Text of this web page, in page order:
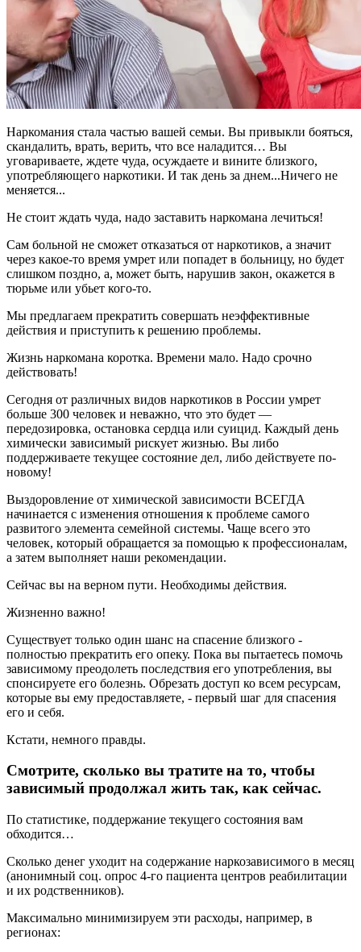
Наркомания стала частью вашей семьи. Вы привыкли бояться,
скандалить, врать, верить, что все наладится… Вы
уговариваете, ждете чуда, осуждаете и вините близкого,
употребляющего наркотики. И так день за днем...Ничего не
меняется...
Не стоит ждать чуда, надо заставить наркомана лечиться!
Сам больной не сможет отказаться от наркотиков, а значит
через какое-то время умрет или попадет в больницу, но будет
слишком поздно, а, может быть, нарушив закон, окажется в
тюрьме или убьет кого-то.
Мы предлагаем прекратить совершать неэффективные
действия и приступить к решению проблемы.
Жизнь наркомана коротка. Времени мало. Надо срочно
действовать!
Сегодня от различных видов наркотиков в России умрет
больше 300 человек и неважно, что это будет —
передозировка, остановка сердца или суицид. Каждый день
химически зависимый рискует жизнью. Вы либо
поддерживаете текущее состояние дел, либо действуете по-
новому!
Выздоровление от химической зависимости ВСЕГДА
начинается с изменения отношения к проблеме самого
развитого элемента семейной системы. Чаще всего это
человек, который обращается за помощью к профессионалам,
а затем выполняет наши рекомендации.
Сейчас вы на верном пути. Необходимы действия.
Жизненно важно!
Существует только один шанс на спасение близкого -
полностью прекратить его опеку. Пока вы пытаетесь помочь
зависимому преодолеть последствия его употребления, вы
спонсируете его болезнь. Обрезать доступ ко всем ресурсам,
которые вы ему предоставляете, - первый шаг для спасения
его и себя.
Кстати, немного правды.
Смотрите, сколько вы тратите на то, чтобы
зависимый продолжал жить так, как сейчас.
По статистике, поддержание текущего состояния вам
обходится…
Сколько денег уходит на содержание наркозависимого в месяц
(анонимный соц. опрос 4-го пациента центров реабилитации
и их родственников).
Максимально минимизируем эти расходы, например, в
регионах: